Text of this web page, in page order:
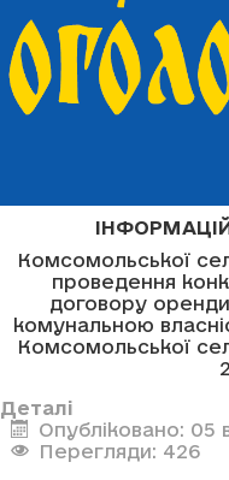
Комсомольської
проведення
договору
комунальною
Комсомольської
Деталі
Опубліковано: 05
Перегляди: 426